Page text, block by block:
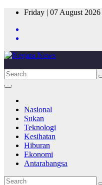
Skip
content
Friday | 07 August 2026
Nasional
Sukan
Teknologi
Kesihatan
Hiburan
Ekonomi
Antarabangsa